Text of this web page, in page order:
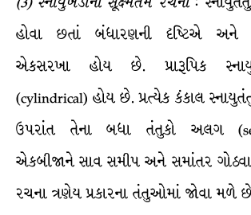
હોવા છતાં બંધારણની દૃષ્ટિએ
એકસરખા હોય છે. પ્રારૂપિક
(cylindrical) હોય છે. પ્રત્યેક કંકાલ
ઉપરાંત તેના બધા તંતુકો અલગ
એકબીજાને સાવ સમીપ અને સમાંતર
રચના ત્રણેય પ્રકારના તંતુઓમાં જોવા મળે